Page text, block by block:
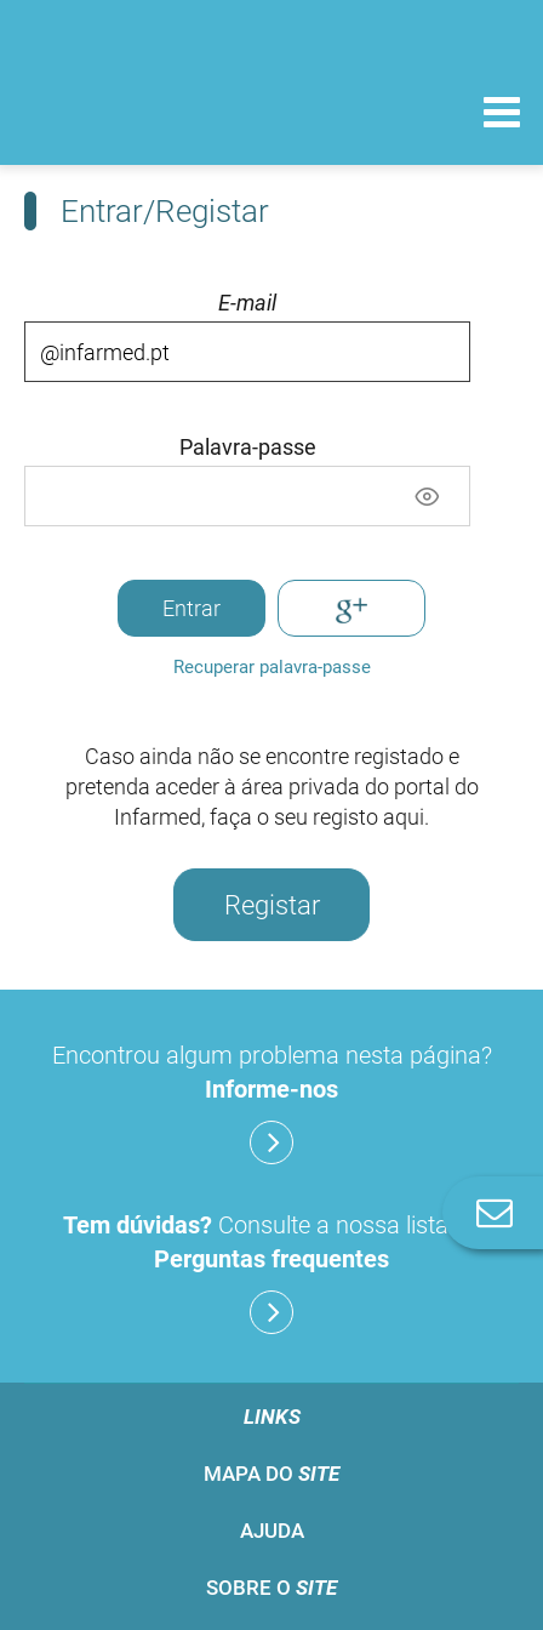
Entrar/Registar
E-mail
Palavra-passe
Entrar
Recuperar palavra-passe
Caso ainda não se encontre registado e
pretenda aceder à área privada do portal do
Infarmed, faça o seu registo aqui.
Registar
Encontrou algum problema nesta página?
Informe-nos
Tem dúvidas? Consulte a nossa lista de
Perguntas frequentes
LINKS
MAPA DO SITE
AJUDA
SOBRE O SITE